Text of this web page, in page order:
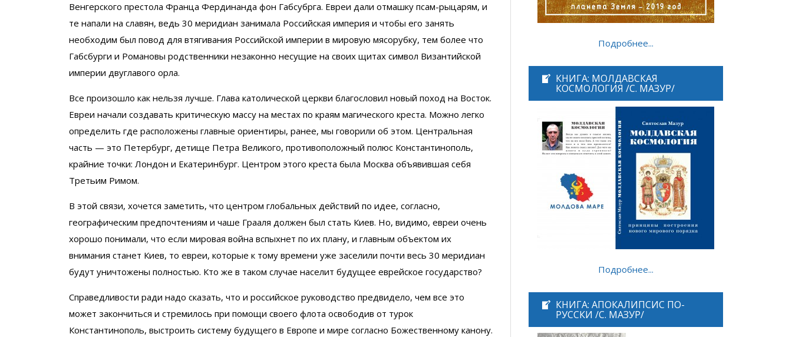
Венгерского престола Франца Фердинанда фон Габсубрга. Евреи дали отмашку псам-рыцарям, и
те напали на славян, ведь 30 меридиан занимала Российская империя и чтобы его занять
необходим был повод для втягивания Российской империи в мировую мясорубку, тем более что
Габсбурги и Романовы родственники незаконно несущие на своих щитах символ Византийской
империи двуглавого орла.
Все произошло как нельзя лучше. Глава католической церкви благословил новый поход на Восток.
Евреи начали создавать критическую массу на местах по краям магического креста. Можно легко
определить где расположены главные ориентиры, ранее, мы говорили об этом. Центральная
часть — это Петербург, детище Петра Великого, противоположный полюс Константинополь,
крайние точки: Лондон и Екатеринбург. Центром этого креста была Москва объявившая себя
Третьим Римом.
В этой связи, хочется заметить, что центром глобальных действий по идее, согласно,
географическим предпочтениям и чаше Грааля должен был стать Киев. Но, видимо, евреи очень
хорошо понимали, что если мировая война вспыхнет по их плану, и главным объектом их
внимания станет Киев, то евреи, которые к тому времени уже заселили почти весь 30 меридиан
будут уничтожены полностью. Кто же в таком случае населит будущее еврейское государство?
Справедливости ради надо сказать, что и российское руководство предвидело, чем все это
может закончиться и стремилось при помощи своего флота освободив от турок
Константинополь, выстроить систему будущего в Европе и мире согласно Божественному канону.
Подробнее...
КНИГА: МОЛДАВСКАЯ
КОСМОЛОГИЯ /С. МАЗУР/
Подробнее...
КНИГА: АПОКАЛИПСИС ПО-
РУССКИ /С. МАЗУР/